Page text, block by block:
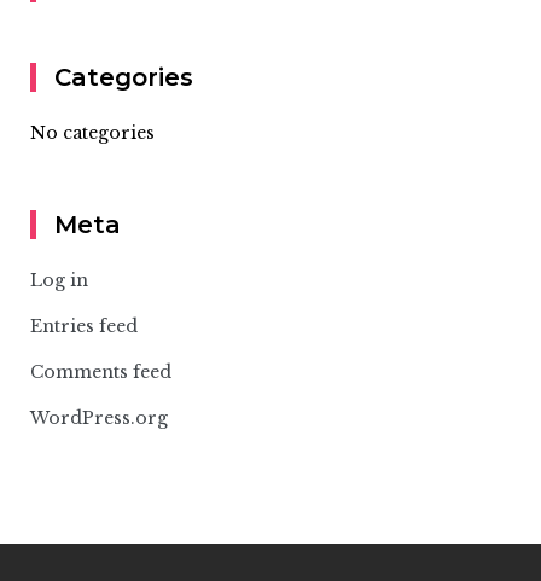
Categories
No categories
Meta
Log in
Entries feed
Comments feed
WordPress.org